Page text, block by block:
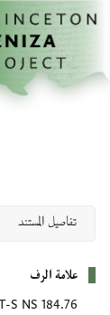
إلى المحتوى الرئيسي
الرئيسية
علامة الرف
T-S NS 184.76